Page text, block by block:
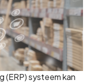
(ERP) systeem kan